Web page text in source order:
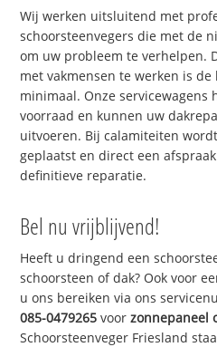
Wij werken uitsluitend met
schoorsteenvegers die met de
om uw probleem te verhelpen.
met vakmensen te werken is
minimaal. Onze servicewagens
voorraad en kunnen uw
uitvoeren. Bij calamiteiten
geplaatst en direct een
definitieve reparatie.
Bel nu vrijblijvend!
Heeft u dringend een
schoorsteen of dak? Ook voor
u ons bereiken via ons
085-0479265 voorzonnepaneel
Schoorsteenveger Friesland